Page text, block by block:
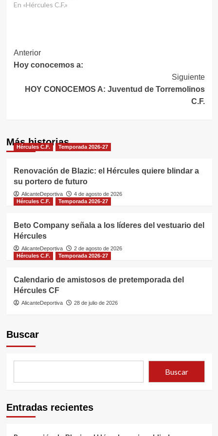
En «Hércules C.F.»
Navegación
de
entradas
Anterior
Hoy conocemos a:
Siguiente
HOY CONOCEMOS A: Juventud de Torremolinos
C.F.
Más historias
Hércules C.F. Temporada 2026-27
Renovación de Blazic: el Hércules quiere blindar a
su portero de futuro
AlicanteDeportiva
4 de agosto de 2026
Hércules C.F.
Temporada 2026-27
Beto Company señala a los líderes del vestuario del
Hércules
AlicanteDeportiva
2 de agosto de 2026
Hércules C.F.
Temporada 2026-27
Calendario de amistosos de pretemporada del
Hércules CF
AlicanteDeportiva 28 de julio de 2026
Buscar
Buscar
Entradas recientes